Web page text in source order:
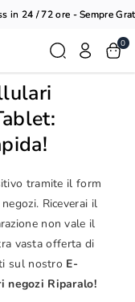
24 / 72 ore - Sempre
0
tramite il form
Riceverai il
non vale il
vasta offerta di
sul nostro E-
negozi Riparalo!